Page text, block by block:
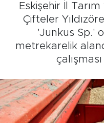
Eskişehir İl
Çifteler
'Junkus Sp.'
metrekarelik